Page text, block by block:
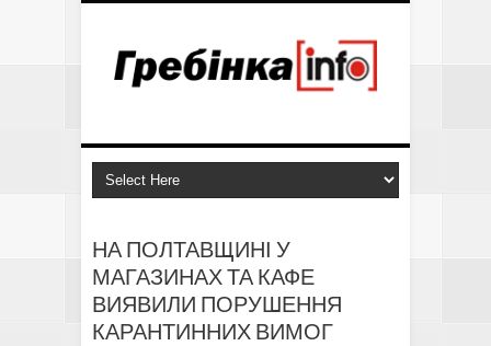
НА ПОЛТАВЩИНІ У
МАГАЗИНАХ ТА КАФЕ
ВИЯВИЛИ ПОРУШЕННЯ
КАРАНТИННИХ ВИМОГ